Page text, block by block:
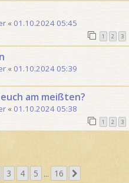
« 01.10.2024 05:45
1 2 3
« 01.10.2024 05:39
am meißten?
« 01.10.2024 05:38
1 2 3
3 4 5 … 16